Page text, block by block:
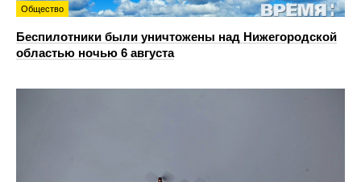
Общество
Беспилотники были уничтожены над Нижегородской
областью ночью 6 августа